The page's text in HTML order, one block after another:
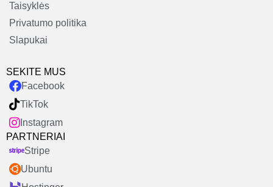
Taisyklės
Privatumo politika
Slapukai
SEKITE MUS
Facebook
TikTok
Instagram
PARTNERIAI
Stripe
Ubuntu